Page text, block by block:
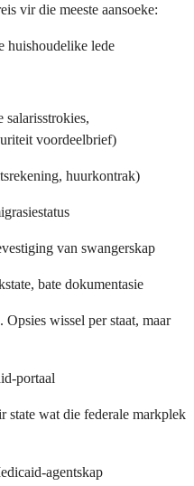
vir die meeste aansoeke:
huishoudelike lede
salarisstrokies,
voordeelbrief)
huurkontrak)
van swangerskap
bate dokumentasie
Opsies wissel per staat, maar
portaal
state wat die federale markplek
agentskap